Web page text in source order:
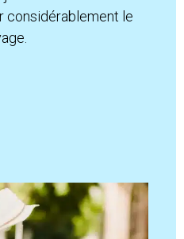
considérablement le